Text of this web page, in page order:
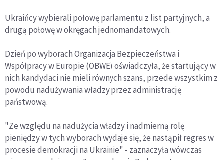
Ukraińcy wybierali połowę parlamentu z list partyjnych, a
drugą połowę w okręgach jednomandatowych.
Dzień po wyborach Organizacja Bezpieczeństwa i
Współpracy w Europie (OBWE) oświadczyła, że startujący w
nich kandydaci nie mieli równych szans, przede wszystkim z
powodu nadużywania władzy przez administrację
państwową.
"Ze względu na nadużycia władzy i nadmierną rolę
pieniędzy w tych wyborach wydaje się, że nastąpił regres w
procesie demokracji na Ukrainie" - zaznaczyła wówczas